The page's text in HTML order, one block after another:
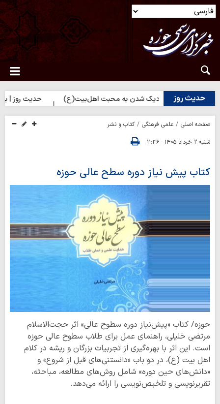
حدیث روز
روز | راه نزدیک شدن به محبت اهل‌بیت(ع) حدیث روز | بهترین
صفحه اصلی علمی فرهنگی
کتاب و نشر
شنبه ۲ خرداد ۱۴۰۵ - ۱۱:۳۶
کتاب پیش نیاز دوره سطح عالی حوزه
حوزه/ کتاب «پیش‌نیاز دوره سطوح عالی» اثر حجت‌الاسلام
مرتضی خلیلی، راهنمای عمل برای طلاب سطوح عالی حوزه
است. این اثر با بهره‌گیری از تجربیات بزرگان و ریشه در کلام
اهل بیت (ع)، در دو باب «دانستنی‌های قبل از شروع» و
«دانش‌های حین دوره» شامل روش‌های مطالعه، مباحثه،
تقریرنویسی و تلخیص‌نویسی را ارائه می‌دهد.